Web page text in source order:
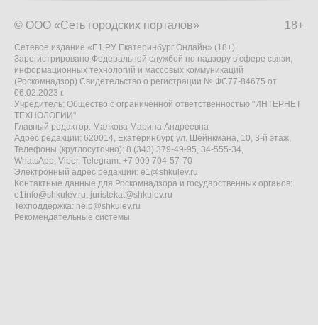
18+
© ООО «Сеть городских порталов»
Сетевое издание «Е1.РУ Екатеринбург Онлайн» (18+)
Зарегистрировано Федеральной службой по надзору в сфере связи,
информационных технологий и массовых коммуникаций
(Роскомнадзор) Свидетельство о регистрации № ФС77-84675 от
06.02.2023 г.
Учредитель: Общество с ограниченной ответственностью "ИНТЕРНЕТ
ТЕХНОЛОГИИ"
Главный редактор: Малкова Марина Андреевна
Адрес редакции: 620014, Екатеринбург, ул. Шейнкмана, 10, 3-й этаж,
Телефоны (круглосуточно): 8 (343) 379-49-95, 34-555-34,
WhatsApp, Viber, Telegram: +7 909 704-57-70
Электронный адрес редакции: e1@shkulev.ru
Контактные данные для Роскомнадзора и государственных органов:
e1info@shkulev.ru, juristekat@shkulev.ru
Техподдержка: help@shkulev.ru
Рекомендательные системы